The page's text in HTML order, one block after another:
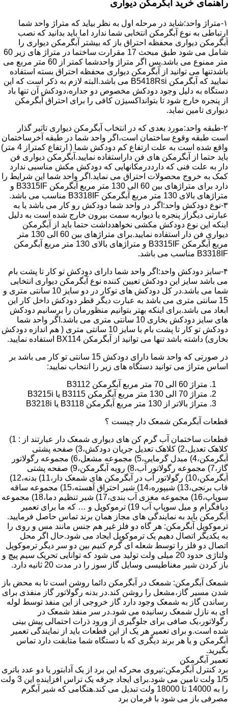
راهنمای خرید آبگرمکن دیواری
۱-متراژ واحد:شاید در مرحله اول به نظر بیاید که متراژ واحد شما
ارتباطی به نوع آبگرمکن انتخابی شما ندارد اما باید بدانید که نصب
آبگرمکن دیواری محفظه احتراق باز که بیشتر آبگرمکن دیواری را
شامل می شود طبق مبحث 17 مقرارت ساختما در متراژ های زیر 60
متر ممنوع می باشد.پس اگر متراژ واحدشما کمتر از 60 متر مربع می
باشدتنها می توانید از آبگرمکن دیواری محفظه احتراق بسته استفاده
نمایید که آبگرمکن B5418Rsi می باشد.البته لازم به ذکر است که این
دستگاه به دلیل وجود دودکش مخصوص دو جداره،دودکش آن تنها باد
از پنجره خارج شود تا بتوانداکسیژن کافی را برای احتراق آبگرمکن
دیواری تامین نماید.
۲-طبقه واحد:مورد بعدی که در انتخاب آبگرمکن دیواری تاثیر گذار
است طبقه وقوع ساختمان است،اگر واحد شما در طبقه آخرساختمان
واقع شده است به علت ارتفاع کم دودکش شما ( ارتفاع کمتراز 4 متر)
باید حتما از آبگرمکن های فن داراستفاده نمایید.آبگرمکن دیواری فن
دار به علت فنی که دارددرمکانهایی که دودکش مکش مناسبی ندارد
کمک به خروج محصولات احتراق می نماید.اگر واحد شما این شرایط را
دارد برای متراژهای بین 60 الی 130 متر مربع آبگرمکن B3315IF و
متراژهای بالای 130 متر مربع آبگرمکن B3318IF مناسب می باشد.
۳-نوع دودکش واحد:اگر در واحد شما دودکش رو کار می باشد یا به
عبارتی دیگراز پنجره یا دیواربه سمت بیرون خارج شده است به دلیل
اینکه این نوع دودکش مکشی نخواهدداشت حتما باید از آبگرمکن
دیواری فن دار استفاده نمایید.برای متراژهای بین 60 الی 130 متر
مربع آبگرمکن B3315IF و متراژهای بالای 130 متر مربع آبگرمکن
B3318IF مناسب می باشد.
۴-سایز دودکش واحد:اگر واحد شما دارای دودکش تو کار تا پشت بام
می باشد سایز این دودکش تعیین کننده نوع آبگرمکن دیواری انتخابی
شما می باشد.در کل دودکش های توکار در دو سایز 10 سانتی متری و
15 سانتی متری می باشد به عبارت دیگر قطر دودکش داخل کار این
ابعاد می باشد.برای اینکه بهتر بتوانیم منظورمان را برسانیم دودکش
های سایز دودکش بخاری 10 سانتی متری می باشد.اگر واحد شما
دودکش تو کار تا پشت بام با سایز 10 سانتی متری ( هم اندازه دودکش
بخاری) داشته باشد تنها می توانید از آبگرمکن BX114 استفاده نمایید.
در صورتی که واحد شما دارای دودکش 15 سانتی تو کار می باشد بر
اساس متراژ می توانید دستگاه های زیر را انتخاب نمایید:
متراژ 60 الی 70 متر مربع آبگرمکن B3112
متراژ 70 الی 130 متر مربع آبگرمکن B3115 یا B3215i
متراژ بالاتر از 130 متر مربع آبگرمکن B3118 یا B3218i
قطعات آبگرمکن شمعک دار چیست ؟
قطعات ساختمان آب گرم کن های دیواری شمعک دار عبارتند از : 1)
کلاهک تعدیل،2) کلاهک تعدیل جریان دودکش،3) صفحه پشتی
آبگرمکن،4) مبدل گرمایی،5) مجموعه مشعل،6) مجموعه رگولاتور
گاز،7) مجموعه رگولاتور آب،8) رویه آبگرمکن،9) صفحه پشتی
آبگرمکن،10) رگولاتور آب در آبگرمکن های شمعک دار،11) بدنه،12)
قاب برنجی،13) شیپوره،14) شیر احتراق آهسته،15) مجموعه ساقه
سوپاپ،16) مجموعه مغزی آب بندی،17) شیر تنظیم دما،18) مجموعه
دیافگرام و میل سوپاپ آب 19) ترموکوپل و … که ما برای تعمیر
آبگرمکن باید به نمایندگی های مجاز همان برند تماس حاصل فرمایید.
ترموکوپل آبگرمکن: هر گاه دو فلز غیر هم جنس مانند مس و روی را
به یکدیگر اتصال دهیم یک ترموکوپل ایجاد می شود.حال اگر محل
اتصال دو فلز را توسط شعله ای گرم کنیم بین دو سر دیگر ترموکوپل
ولتاژی حدود 20 میلی ولت تولید می شود که توانایی تحریک سیم پیچ و
باز کردن شیر مغناطیسی وسایل گاز سوز را در مدت 20 ثانیه دارد.
شمعک آبگرمکن: شمعک در آبگرمکن دائما روشن است تا به محض باز
شدن مسیر گاز،مشعل را روشن کند.در بدنه رگولاتور گاز منفذی برای
رساندن گاز به شمعک وجود دارد گاز خروجی از این منفذ توسط لوله
ای به نازل شمعک رسانیده می شود.در سر منفذ شمعک در
رگولاتور،یک صافی برای جلوگیری از ورود ذرات احتمالی پیش بینی
شده است.و برای تعمیر هر یک از این قطعات باید از نمایندگی تعمیر
آبگرمکن و یا هر برند دیگری که با دستگاه شما متابقت دارد تماس
بگیرید.
تعمیر آبگرمکن
برد کنترل آبگرمکن:نیروی محرکه این برد از یک آدابتور یا دو عدد باتری
1/5 ولت تامین می شود.برای ایجاد جرقه یک تراس افزاینده این 3 ولت
را به 14000 تا 18000 ولت تبدیل می کند.هنگامی که شیر آبگرم
مصرفی باز می شود با فرمان برد